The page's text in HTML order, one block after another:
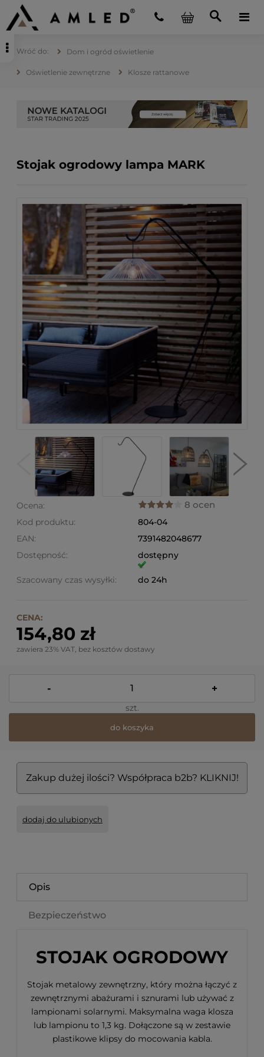
Dom i ogród oświetlenie
Oświetlenie zewnętrzne Klosze rattanowe
Stojak ogrodowy lampa MARK
Ocena: 8 ocen
Kod produktu:
804-04
EAN:
7391482048677
Dostępność:
dostępny
Szacowany czas wysyłki: do 24h
CENA:
154,80 zł
zawiera 23% VAT, bez kosztów dostawy
- +
szt.
do koszyka
Zakup dużej ilości? Współpraca b2b? KLIKNIJ!
dodaj do ulubionych
Opis
Bezpieczeństwo
STOJAK OGRODOWY
Stojak metalowy zewnętrzny, który można łączyć z
zewnętrznymi abażurami i sznurami lub używać z
lampionami solarnymi. Maksymalna waga klosza
lub lampionu to 1,3 kg. Dołączone są w zestawie
plastikowe klipsy do mocowania kabla.